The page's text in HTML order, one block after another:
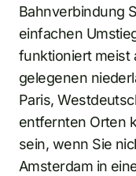
Bahnverbindung
einfachen
funktioniert meist
gelegenen
Paris,
entfernten Orten
sein, wenn Sie
Amsterdam in